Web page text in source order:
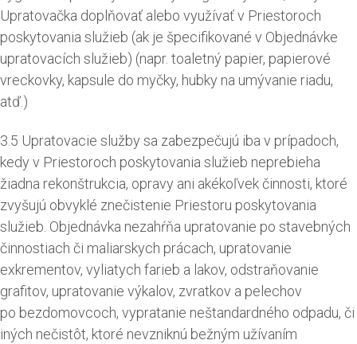
Upratovačka doplňovať alebo využívať v Priestoroch
poskytovania služieb (ak je špecifikované v Objednávke
upratovacích služieb) (napr. toaletný papier, papierové
vreckovky, kapsule do myčky, hubky na umývanie riadu,
atď.)
3.5 Upratovacie služby sa zabezpečujú iba v prípadoch,
kedy v Priestoroch poskytovania služieb neprebieha
žiadna rekonštrukcia, opravy ani akékoľvek činnosti, ktoré
zvyšujú obvyklé znečistenie Priestoru poskytovania
služieb. Objednávka nezahŕňa upratovanie po stavebných
činnostiach či maliarskych prácach, upratovanie
exkrementov, vyliatych farieb a lakov, odstraňovanie
grafitov, upratovanie výkalov, zvratkov a pelechov
po bezdomovcoch, vypratanie neštandardného odpadu, či
iných nečistôt, ktoré nevzniknú bežným užívaním